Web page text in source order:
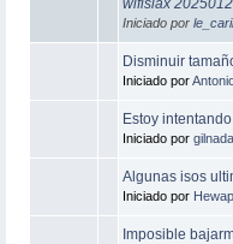
Iniciado por
Disminuir
Iniciado por
Estoy
Iniciado por gilnada
Algunas isos
Iniciado por
Imposible